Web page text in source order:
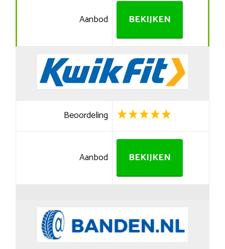
Aanbod BEKIJKEN
Beoordeling
Aanbod BEKIJKEN